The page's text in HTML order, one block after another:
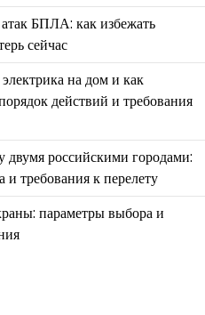
БПЛА: как избежать
сейчас
на дом и как
действий и требования
российскими городами:
и требования к перелету
параметры выбора и